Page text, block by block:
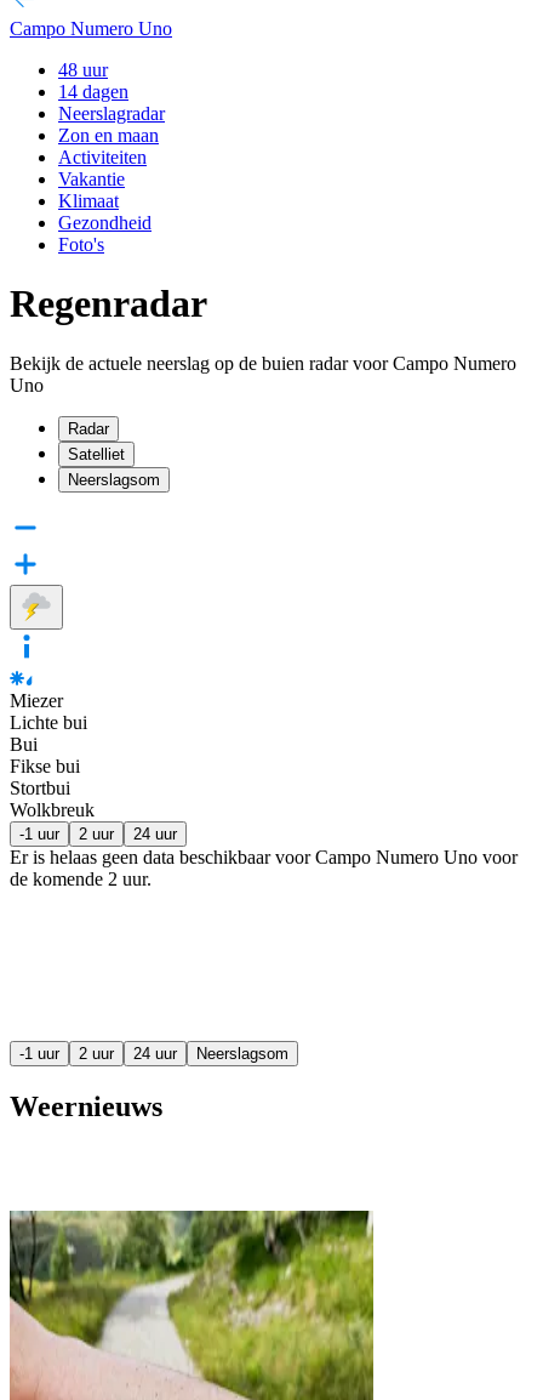
Campo Numero Uno
48 uur
14 dagen
Neerslagradar
Zon en maan
Activiteiten
Vakantie
Klimaat
Gezondheid
Foto's
Regenradar
Bekijk de actuele neerslag op de buien radar voor Campo Numero
Uno
Radar
Satelliet
Neerslagsom
Miezer
Lichte bui
Bui
Fikse bui
Stortbui
Wolkbreuk
-1 uur 2 uur 24 uur
Er is helaas geen data beschikbaar voor Campo Numero Uno voor
de komende 2 uur.
-1 uur 2 uur 24 uur Neerslagsom
Weernieuws